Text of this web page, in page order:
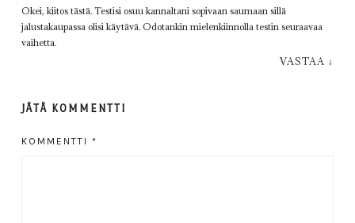
Okei, kiitos tästä. Testisi osuu kannaltani sopivaan saumaan sillä
jalustakaupassa olisi käytävä. Odotankin mielenkiinnolla testin seuraavaa
vaihetta.
VASTAA ↓
JÄTÄ KOMMENTTI
KOMMENTTI *